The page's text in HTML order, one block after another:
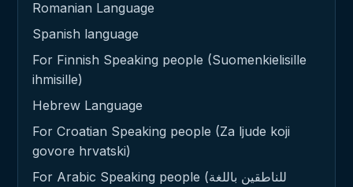
Romanian Language
Spanish language
For Finnish Speaking people (Suomenkielisille
ihmisille)
Hebrew Language
For Croatian Speaking people (Za ljude koji
govore hrvatski)
For Arabic Speaking people (للناطقين باللغة